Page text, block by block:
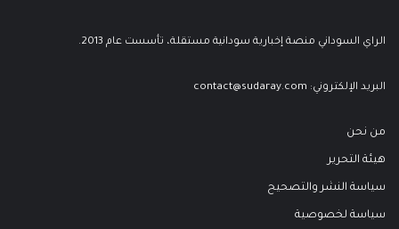
الراي السوداني منصة إخبارية سودانية مستقلة، تأسست عام 2013.
البريد الإلكتروني: contact@sudaray.com
من نحن
هيئة التحرير
سياسة النشر والتصحيح
سياسة لخصوصية